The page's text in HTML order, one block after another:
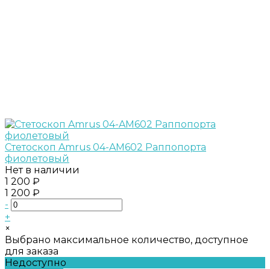
Стетоскоп Amrus 04-AM602 Раппопорта
фиолетовый
Нет в наличии
1 200 ₽
1 200 ₽
-
+
×
Выбрано максимальное количество, доступное
для заказа
Недоступно